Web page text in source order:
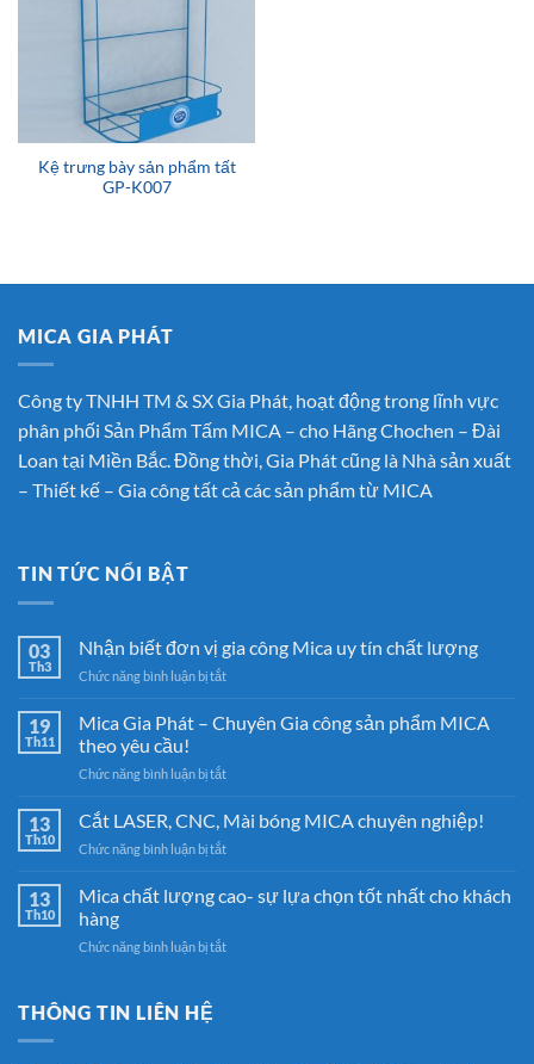
Kệ trưng bày sản phẩm tất
GP-K007
MICA GIA PHÁT
Công ty TNHH TM & SX Gia Phát, hoạt động trong lĩnh vực
phân phối Sản Phẩm Tấm MICA – cho Hãng Chochen – Đài
Loan tại Miền Bắc. Đồng thời, Gia Phát cũng là Nhà sản xuất
– Thiết kế – Gia công tất cả các sản phẩm từ MICA
TIN TỨC NỔI BẬT
03
Th3
Nhận biết đơn vị gia công Mica uy tín chất lượng
Chức năng bình luận bị tắtở
biết
đơn
gia
Mica
tín
lượng
19
Th11
Mica Gia Phát – Chuyên Gia công sản phẩm MICA
theo yêu cầu!
Chức năng bình luận bị tắtở
Gia
Phát
–
Gia
phẩm
13
Th10
Cắt LASER, CNC, Mài bóng MICA chuyên nghiệp!
Chức năng bình luận bị tắtở
CNC,
bóng
13
Th10
Mica chất lượng cao- sự lựa chọn tốt nhất cho khách
hàng
Chức năng bình luận bị tắtở
THÔNG TIN LIÊN HỆ